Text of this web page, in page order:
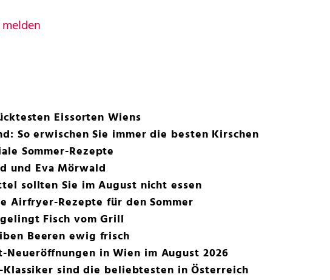
Eissorten Wiens
So erwischen Sie immer die besten Kirschen
Sommer-Rezepte
und Eva Mörwald
sollten Sie im August nicht essen
Airfryer-Rezepte für den Sommer
Fisch vom Grill
Beeren ewig frisch
Neueröffnungen in Wien im August 2026
Klassiker sind die beliebtesten in Österreich